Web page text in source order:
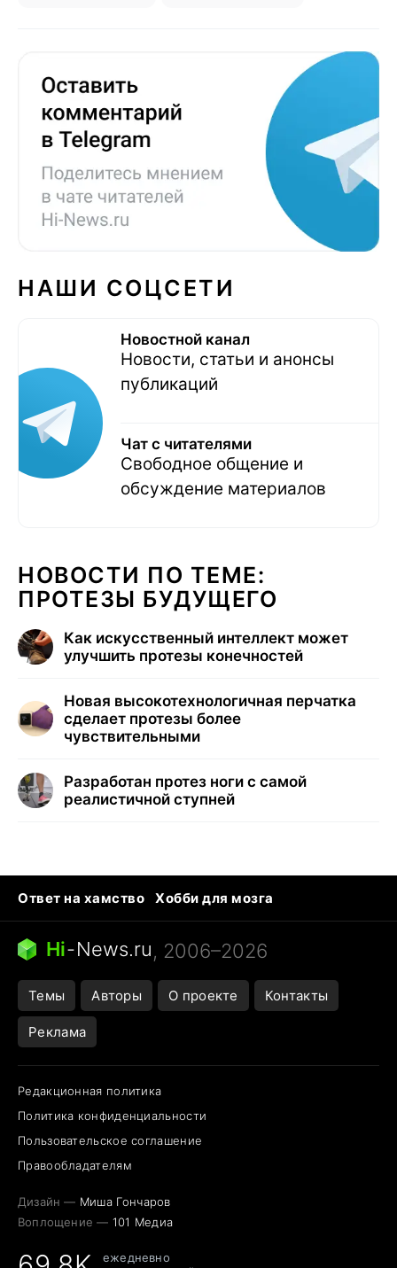
НАШИ СОЦСЕТИ
Новостной канал
Новости, статьи и анонсы
публикаций
Чат с читателями
Свободное общение и
обсуждение материалов
НОВОСТИ ПО ТЕМЕ:
ПРОТЕЗЫ БУДУЩЕГО
Как искусственный интеллект может
улучшить протезы конечностей
Новая высокотехнологичная перчатка
сделает протезы более
чувствительными
Разработан протез ноги с самой
реалистичной ступней
Ответ на хамство
Хобби для мозга
Бензин 100 vs 95
Тунцы в океанариуме
Следующая пандемия
Hi-News.ru, 2006–2026
Темы Авторы О проекте Контакты
Реклама
Редакционная политика
Политика конфиденциальности
Пользовательское соглашение
Правообладателям
Дизайн — Миша Гончаров
Воплощение — 101 Медиа
ежедневно